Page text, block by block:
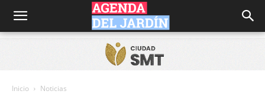
Agenda
Inicio Noticias